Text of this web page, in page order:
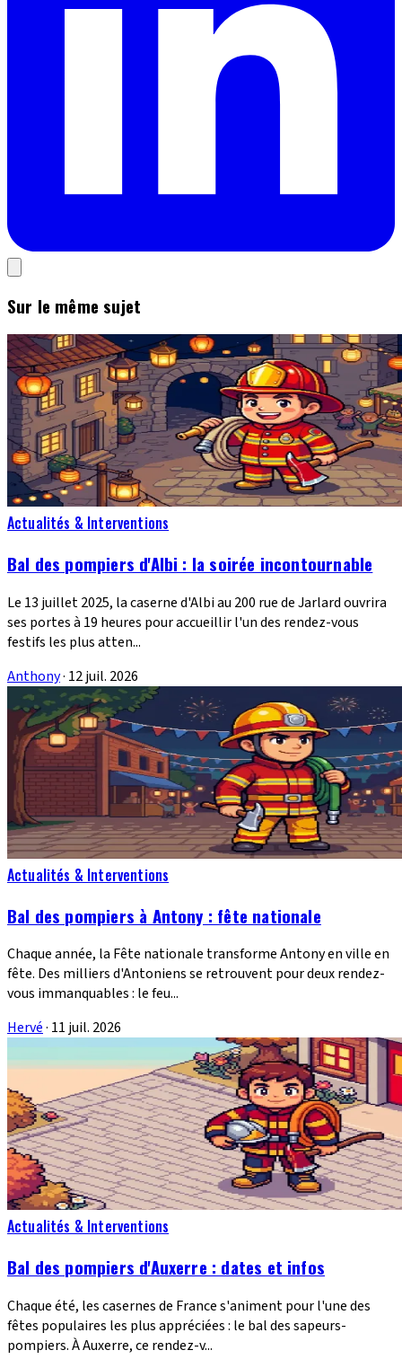
Sur le même sujet
Actualités & Interventions
Bal des pompiers d'Albi : la soirée incontournable
Le 13 juillet 2025, la caserne d'Albi au 200 rue de Jarlard ouvrira
ses portes à 19 heures pour accueillir l'un des rendez-vous
festifs les plus atten...
Anthony· 12 juil. 2026
Actualités & Interventions
Bal des pompiers à Antony : fête nationale
Chaque année, la Fête nationale transforme Antony en ville en
fête. Des milliers d'Antoniens se retrouvent pour deux rendez-
vous immanquables : le feu...
Hervé· 11 juil. 2026
Actualités & Interventions
Bal des pompiers d'Auxerre : dates et infos
Chaque été, les casernes de France s'animent pour l'une des
fêtes populaires les plus appréciées : le bal des sapeurs-
pompiers. À Auxerre, ce rendez-v...